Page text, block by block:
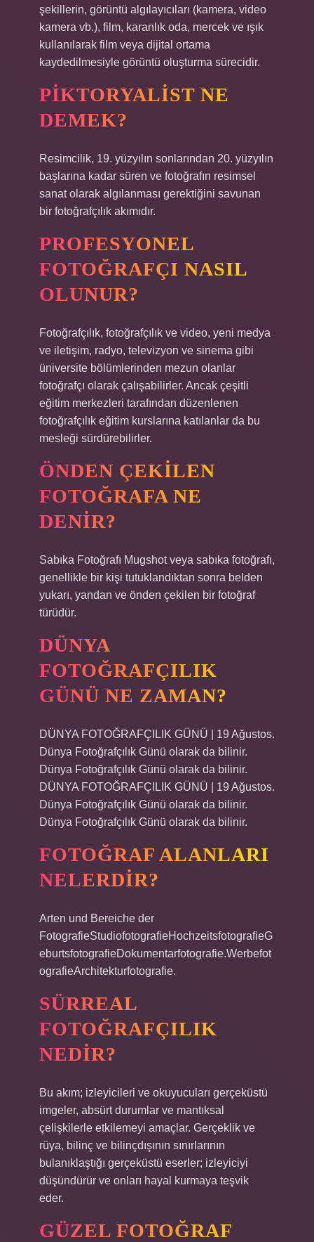
şekillerin, görüntü algılayıcıları (kamera, video
kamera vb.), film, karanlık oda, mercek ve ışık
kullanılarak film veya dijital ortama
kaydedilmesiyle görüntü oluşturma sürecidir.
PIKTORYALIST NE
DEMEK?
Resimcilik, 19. yüzyılın sonlarından 20. yüzyılın
başlarına kadar süren ve fotoğrafın resimsel
sanat olarak algılanması gerektiğini savunan
bir fotoğrafçılık akımıdır.
PROFESYONEL
FOTOĞRAFÇI NASIL
OLUNUR?
Fotoğrafçılık, fotoğrafçılık ve video, yeni medya
ve iletişim, radyo, televizyon ve sinema gibi
üniversite bölümlerinden mezun olanlar
fotoğrafçı olarak çalışabilirler. Ancak çeşitli
eğitim merkezleri tarafından düzenlenen
fotoğrafçılık eğitim kurslarına katılanlar da bu
mesleği sürdürebilirler.
ÖNDEN ÇEKILEN
FOTOĞRAFA NE
DENIR?
Sabıka Fotoğrafı Mugshot veya sabıka fotoğrafı,
genellikle bir kişi tutuklandıktan sonra belden
yukarı, yandan ve önden çekilen bir fotoğraf
türüdür.
DÜNYA
FOTOĞRAFÇILIK
GÜNÜ NE ZAMAN?
DÜNYA FOTOĞRAFÇILIK GÜNÜ | 19 Ağustos.
Dünya Fotoğrafçılık Günü olarak da bilinir.
Dünya Fotoğrafçılık Günü olarak da bilinir.
DÜNYA FOTOĞRAFÇILIK GÜNÜ | 19 Ağustos.
Dünya Fotoğrafçılık Günü olarak da bilinir.
Dünya Fotoğrafçılık Günü olarak da bilinir.
FOTOĞRAF ALANLARI
NELERDIR?
Arten und Bereiche der
FotografieStudiofotografieHochzeitsfotografieG
eburtsfotografieDokumentarfotografie.Werbefot
ografieArchitekturfotografie.
SÜRREAL
FOTOĞRAFÇILIK
NEDIR?
Bu akım; izleyicileri ve okuyucuları gerçeküstü
imgeler, absürt durumlar ve mantıksal
çelişkilerle etkilemeyi amaçlar. Gerçeklik ve
rüya, bilinç ve bilinçdışının sınırlarının
bulanıklaştığı gerçeküstü eserler; izleyiciyi
düşündürür ve onları hayal kurmaya teşvik
eder.
GÜZEL FOTOĞRAF